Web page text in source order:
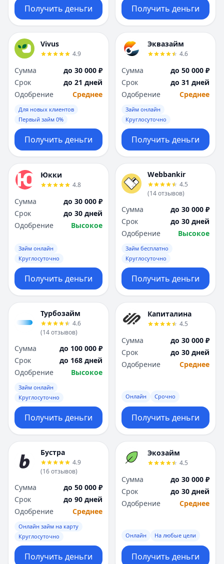
Получить деньги Получить деньги
Vivus
4.9
Сумма
до 30 000 ₽
Срок
до 21 дней
Одобрение
Среднее
Для новых клиентов
Первый займ 0%
Получить деньги
Эквазайм
4.6
Сумма
до 50 000 ₽
Срок
до 31 дней
Одобрение
Среднее
Займ онлайн
Круглосуточно
Получить деньги
Юкки
4.8
Сумма
до 30 000 ₽
Срок
до 30 дней
Одобрение
Высокое
Займ онлайн
Круглосуточно
Получить деньги
Webbankir
4.5
(14отзывов)
Сумма
до 30 000 ₽
Срок
до 30 дней
Одобрение
Высокое
Займ бесплатно
Круглосуточно
Получить деньги
Турбозайм
4.6
(14отзывов)
Сумма
до 100 000 ₽
Срок
до 168 дней
Одобрение
Высокое
Займ онлайн
Круглосуточно
Получить деньги
Капиталина
4.5
Сумма
до 30 000 ₽
Срок
до 30 дней
Одобрение
Среднее
Онлайн Срочно
Получить деньги
Бустра
4.9
(16отзывов)
Сумма
до 50 000 ₽
Срок
до 90 дней
Одобрение
Среднее
Онлайн займ на карту
Круглосуточно
Получить деньги
Экозайм
4.5
Сумма
до 30 000 ₽
Срок
до 30 дней
Одобрение
Среднее
Онлайн На любые цели
Получить деньги